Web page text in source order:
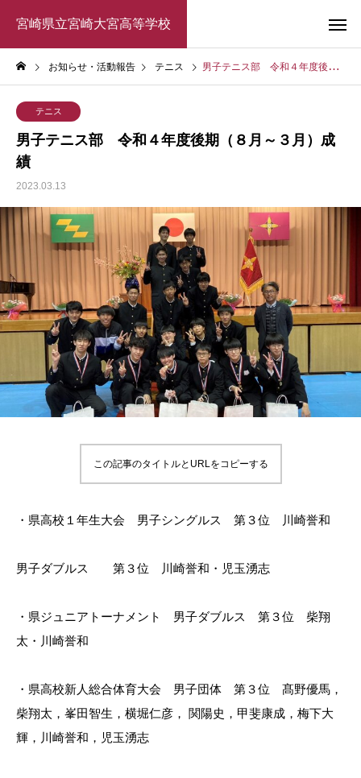
宮崎県立宮崎大宮高等学校
お知らせ・活動報告 テニス 男子テニス部 令和４年度後期（８月～３月）成績
テニス
男子テニス部 令和４年度後期（８月～３月）成
績
2023.03.13
この記事のタイトルとURLをコピーする
・県高校１年生大会 男子シングルス 第３位 川崎誉和
男子ダブルス 第３位 川崎誉和・児玉湧志
・県ジュニアトーナメント 男子ダブルス 第３位 柴翔
太・川崎誉和
・県高校新人総合体育大会 男子団体 第３位 髙野優馬，
柴翔太，峯田智生，横堀仁彦， 関陽史，甲斐康成，梅下大
輝，川崎誉和，児玉湧志